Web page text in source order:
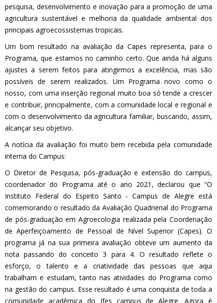
pesquisa, desenvolvimento e inovação para a promoção de uma
agricultura sustentável e melhoria da qualidade ambiental dos
principais agroecossistemas tropicais.
Um bom resultado na avaliação da Capes representa, para o
Programa, que estamos no caminho certo. Que ainda há alguns
ajustes a serem feitos para atingirmos a excelência, mas são
possíveis de serem realizados. Um Programa novo como o
nosso, com uma inserção regional muito boa só tende a crescer
e contribuir, principalmente, com a comunidade local e regional e
com o desenvolvimento da agricultura familiar, buscando, assim,
alcançar seu objetivo.
A notícia da avaliação foi muito bem recebida pela comunidade
interna do Campus:
O Diretor de Pesquisa, pós-graduação e extensão do campus,
coordenador do Programa até o ano 2021, declarou que “O
Instituto Federal do Espirito Santo - Campus de Alegre está
comemorando o resultado da Avaliação Quadrienal do Programa
de pós-graduação em Agroecologia realizada pela Coordenação
de Aperfeiçoamento de Pessoal de Nível Superior (Capes). O
programa já na sua primeira avaliação obteve um aumento da
nota passando do conceito 3 para 4. O resultado reflete o
esforço, o talento e a criatividade das pessoas que aqui
trabalham e estudam, tanto nas atividades do Programa como
na gestão do campus. Esse resultado é uma conquista de toda a
comunidade acadêmica do Ifes campus de Alegre. Agora é